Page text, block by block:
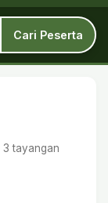
Cari Peserta
3 tayangan